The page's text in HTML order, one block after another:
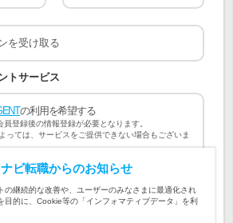
を受け取る
トサービス
の利用を希望する
登録後の情報登録が必要となります。
っては、サービスをご提供できない場合もございま
ビ転職 会員規約
マイナビ転職AGENT
転職AGENT 個人情報の取り扱い および
ビ転職からのお知らせ
の継続的な改善や、ユーザーのみなさまに最適化され
目的に、Cookie等の「インフォマティブデータ」を利